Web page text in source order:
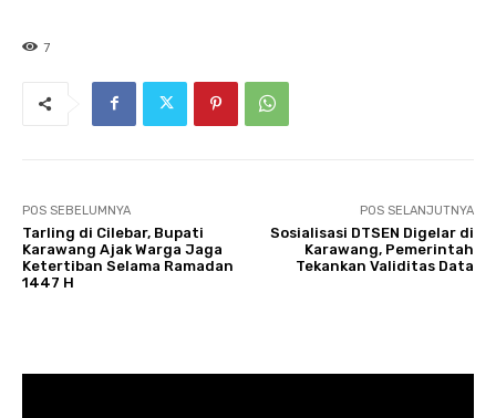
7
POS SEBELUMNYA
Tarling di Cilebar, Bupati
Karawang Ajak Warga Jaga
Ketertiban Selama Ramadan
1447 H
POS SELANJUTNYA
Sosialisasi DTSEN Digelar di
Karawang, Pemerintah
Tekankan Validitas Data